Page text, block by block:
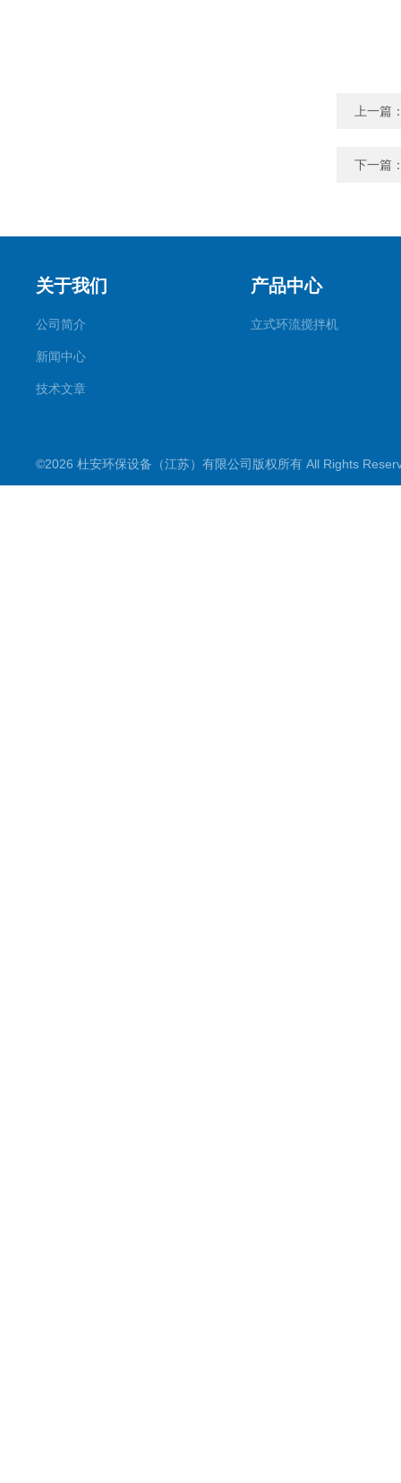
上一篇
下一篇
关于我们
公司简介
新闻中心
技术文章
产品中心
立式环流搅拌机
©2026 杜安环保设备（江苏）有限公司版权所有 All Rights